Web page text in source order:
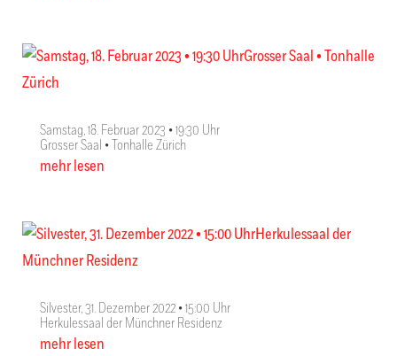
Samstag, 18. Februar 2023 • 19:30 Uhr
Grosser Saal • Tonhalle Zürich
mehr lesen
Silvester, 31. Dezember 2022 • 15:00 Uhr
Herkulessaal der Münchner Residenz
mehr lesen